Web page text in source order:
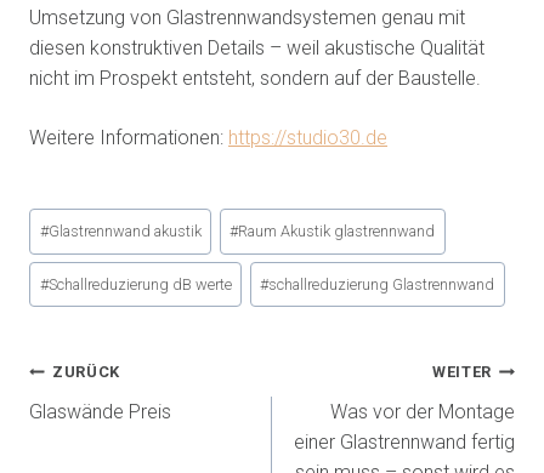
Umsetzung von Glastrennwandsystemen genau mit
diesen konstruktiven Details – weil akustische Qualität
nicht im Prospekt entsteht, sondern auf der Baustelle.
Weitere Informationen: https://studio30.de
#Glastrennwand akustik #Raum Akustik glastrennwand
#Schallreduzierung dB werte #schallreduzierung Glastrennwand
ZURÜCK
Glaswände Preis
WEITER
Was vor der Montage
einer Glastrennwand fertig